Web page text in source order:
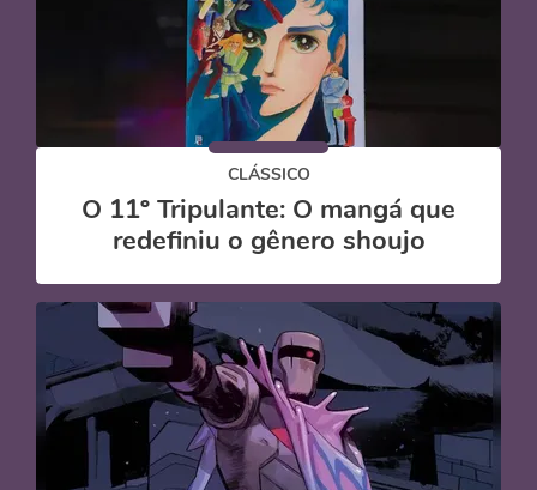
CLÁSSICO
O 11º Tripulante: O mangá que
redefiniu o gênero shoujo